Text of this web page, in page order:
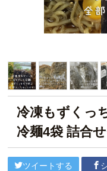
冷凍もずくっ
冷麺4袋 詰合
ツイートする